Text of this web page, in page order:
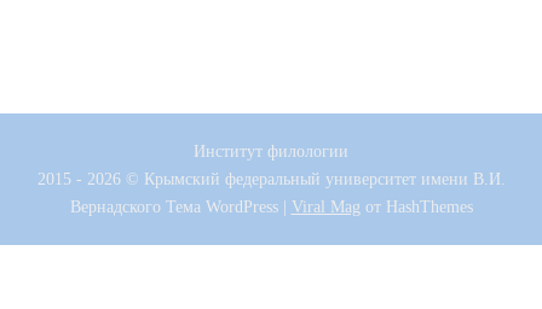
Институт филологии
2015 - 2026 © Крымский федеральный университет имени В.И.
ВернадскогоТема WordPress | Viral Mag от HashThemes